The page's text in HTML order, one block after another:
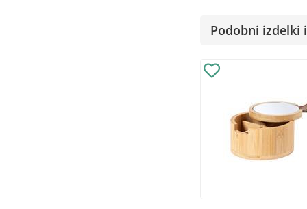
Podobni izdelki